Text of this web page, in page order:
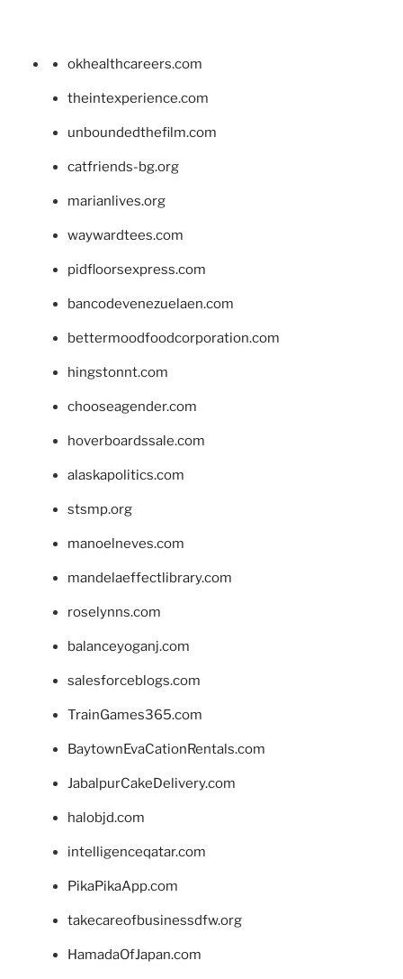
okhealthcareers.com
theintexperience.com
unboundedthefilm.com
catfriends-bg.org
marianlives.org
waywardtees.com
pidfloorsexpress.com
bancodevenezuelaen.com
bettermoodfoodcorporation.com
hingstonnt.com
chooseagender.com
hoverboardssale.com
alaskapolitics.com
stsmp.org
manoelneves.com
mandelaeffectlibrary.com
roselynns.com
balanceyoganj.com
salesforceblogs.com
TrainGames365.com
BaytownEvaCationRentals.com
JabalpurCakeDelivery.com
halobjd.com
intelligenceqatar.com
PikaPikaApp.com
takecareofbusinessdfw.org
HamadaOfJapan.com